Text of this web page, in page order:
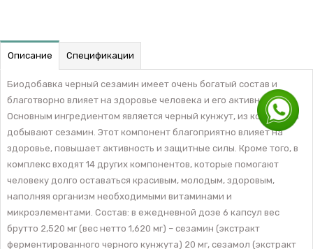
Описание Спецификации
Биодобавка черный сезамин имеет очень богатый состав и
благотворно влияет на здоровье человека и его активность.
Основным ингредиентом является черный кунжут, из которого и
добывают сезамин. Этот компонент благоприятно влияет на
здоровье, повышает активность и защитные силы. Кроме того, в
комплекс входят 14 других компонентов, которые помогают
человеку долго оставаться красивым, молодым, здоровым,
наполняя организм необходимыми витаминами и
микроэлементами. Состав: в ежедневной дозе 6 капсул вес
брутто 2,520 мг (вес нетто 1,620 мг) – сезамин (экстракт
ферментированного черного кунжута) 20 мг, сезамол (экстракт